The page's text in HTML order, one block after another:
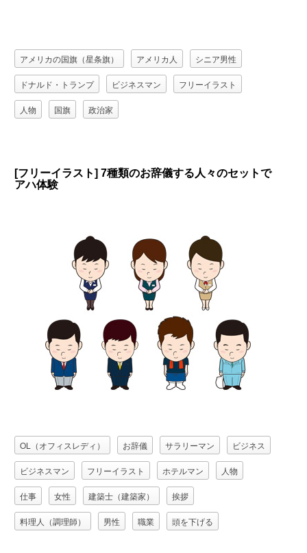
アメリカの国旗（星条旗） アメリカ人 シニア男性
ドナルド・トランプ ビジネスマン フリーイラスト
人物 国旗 政治家
[フリーイラスト] 7種類のお辞儀する人々のセットで
アハ体験
OL（オフィスレディ） お辞儀 サラリーマン ビジネス
ビジネスマン フリーイラスト ホテルマン 人物
仕事 女性 建築士（建築家） 挨拶
料理人（調理師） 男性 職業 頭を下げる